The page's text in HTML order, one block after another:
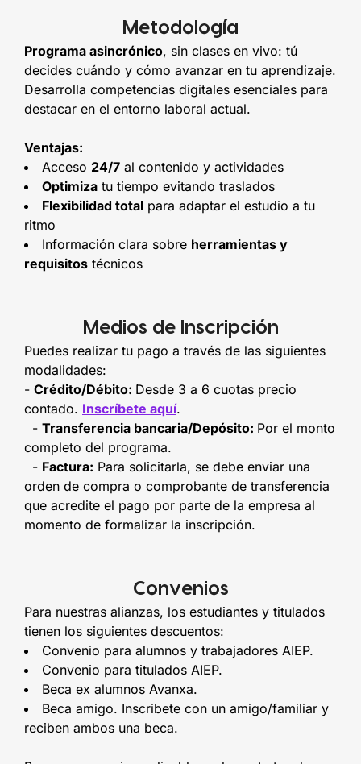
Metodología
Programa asincrónico, sin clases en vivo: tú
decides cuándo y cómo avanzar en tu aprendizaje.
Desarrolla competencias digitales esenciales para
destacar en el entorno laboral actual.
Ventajas:
Acceso 24/7 al contenido y actividades
Optimiza tu tiempo evitando traslados
Flexibilidad total para adaptar el estudio a tu
ritmo
Información clara sobre herramientas y
requisitos técnicos
Medios de Inscripción
Puedes realizar tu pago a través de las siguientes
modalidades:
- Crédito/Débito: Desde 3 a 6 cuotas precio
contado. Inscríbete aquí.
- Transferencia bancaria/Depósito: Por el monto
completo del programa.
- Factura: Para solicitarla, se debe enviar una
orden de compra o comprobante de transferencia
que acredite el pago por parte de la empresa al
momento de formalizar la inscripción.
Convenios
Para nuestras alianzas, los estudiantes y titulados
tienen los siguientes descuentos:
Convenio para alumnos y trabajadores AIEP.
Convenio para titulados AIEP.
Beca ex alumnos Avanxa.
Beca amigo. Inscribete con un amigo/familiar y
reciben ambos una beca.